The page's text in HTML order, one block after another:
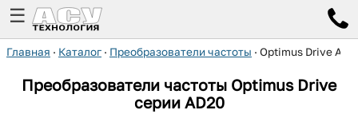
☰
Главная · Каталог · Преобразователи частоты · Optimus Drive
Преобразователи частоты Optimus Drive
серии AD20